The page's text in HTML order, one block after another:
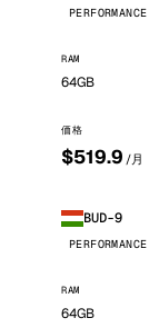
PERFORMANCE
RAM
64GB
価格
$519.9 /月
BUD-9
PERFORMANCE
RAM
64GB